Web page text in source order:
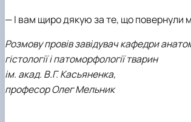
— І вам щиро дякую за те, що повернули
Розмову провів завідувач кафедри
гістології і патоморфології тварин
ім. акад. В.Г. Касьяненка,
професор Олег Мельник